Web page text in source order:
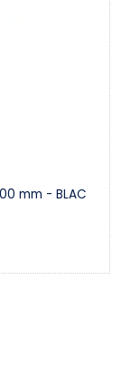
mm - BLAC